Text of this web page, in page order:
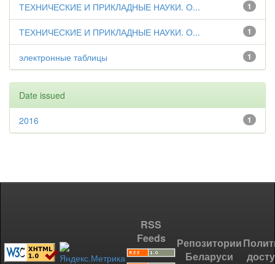
1
ТЕХНИЧЕСКИЕ И ПРИКЛАДНЫЕ НАУКИ. О...
1
ТЕХНИЧЕСКИЕ И ПРИКЛАДНЫЕ НАУКИ. О...
1
электронные таблицы
Date issued
1
2016
RSS
Feeds
Репозитории
Беларуси